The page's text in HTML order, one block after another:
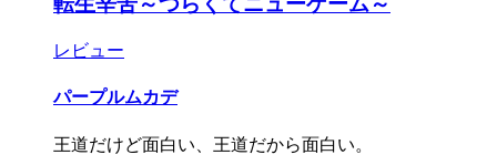
レビュー
パープルムカデ
王道だけど面白い、王道だから面白い。